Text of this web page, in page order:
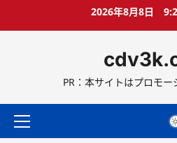
ス
ッ
2026年8月8日
PR：本サイトはプロモ
メ